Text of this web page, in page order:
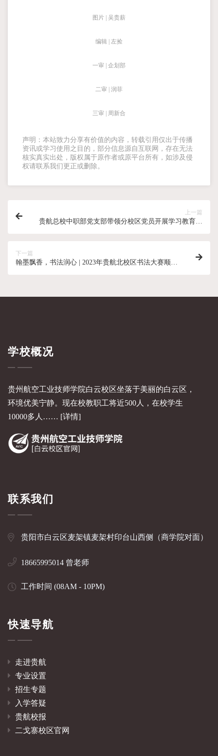
图片 | 吴贵薪
编辑 | 左捡
一审 | 企划部
二审 | 润菲
三审 | 周新合
声明：本站致力分享有价值的内容，转载引用仅出于传播
资讯或学习使用之目的，部分信息源自互联网，存在无法
核实真实出处，版权属于原作者或原平台所有，如涉及侵
权请联系我们更正或删除。
上一篇
贵航总校中职部党支部带领分校区党员开展学习教育活
下一篇
翰墨飘香，书法润心 | 2023年贵航北校区书法大赛顺利
学校概况
贵州航空工业技师学院白云校区坐落于美丽的白云区，
环境优美宁静。现在校教职工将近500人，在校学生
10000多人…… [详情]
联系我们
贵阳市白云区麦架镇麦架村印台山西侧（商学院对面）
18665995014 曾老师
工作时间 (08AM - 10PM)
快速导航
走进贵航
专业设置
招生专题
入学答疑
贵航校报
二戈寨校区官网